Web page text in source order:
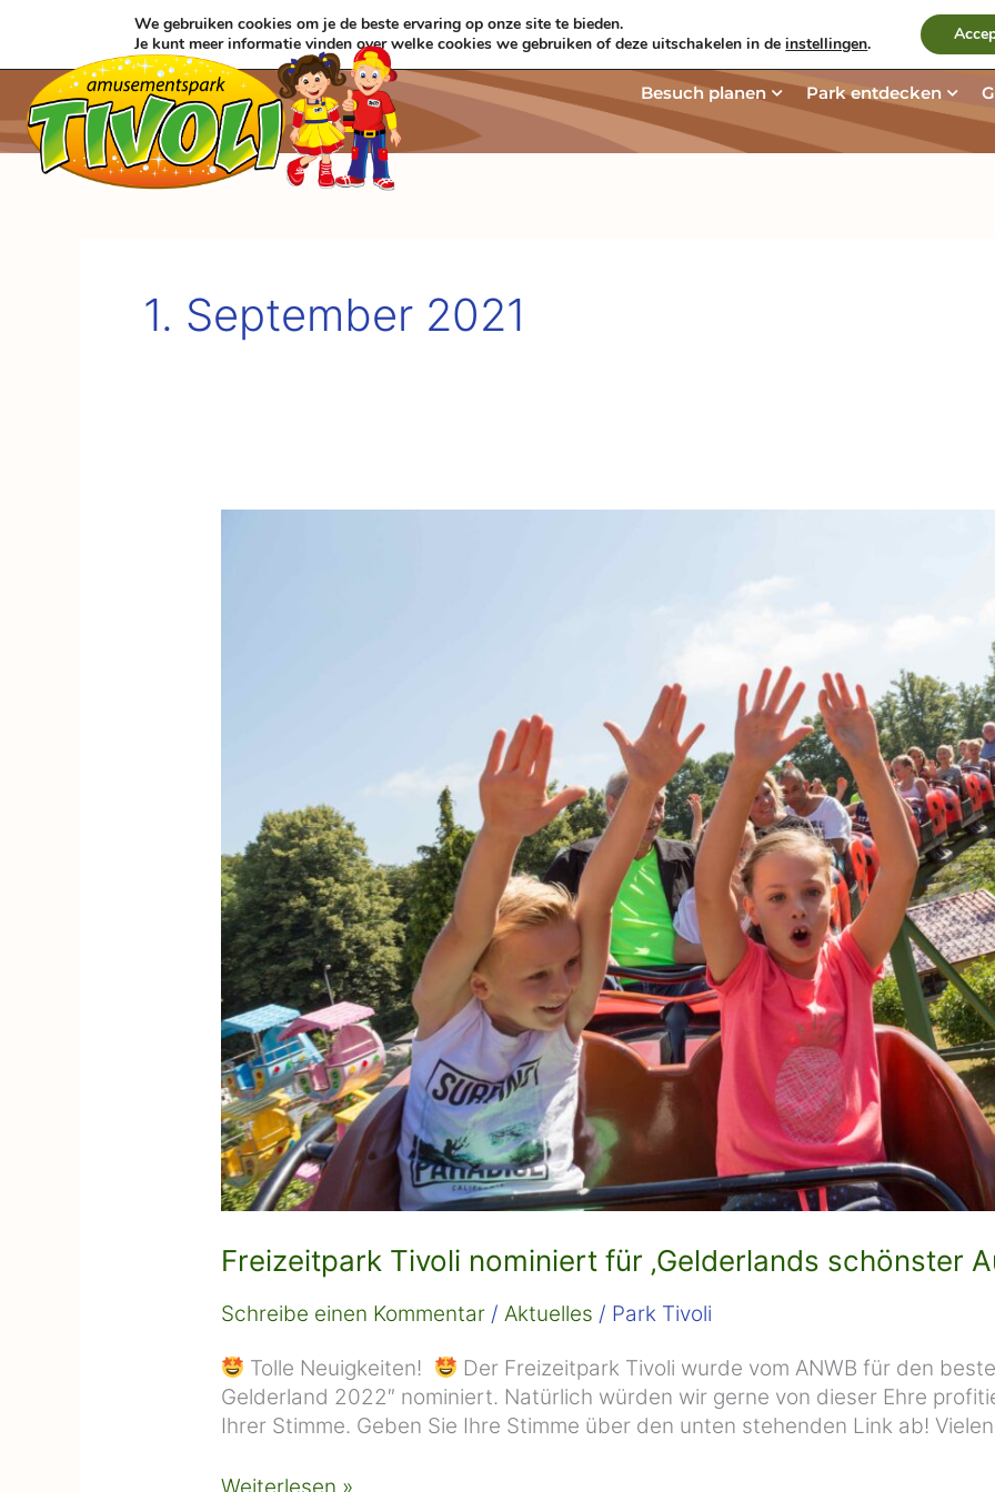
springen
Aktuelles &
Besuch planen Öffne Besuch
Park entdecken
1. September 2021
Freizeitpark Tivoli nominiert für ‚Gelderlands schönster
Schreibe einen Kommentar / Aktuelles / Park Tivoli
Tolle Neuigkeiten!
Der Freizeitpark Tivoli wurde vom ANWB für den
Gelderland 2022″ nominiert. Natürlich würden wir gerne von dieser Ehre
Ihrer Stimme. Geben Sie Ihre Stimme über den unten stehenden Link ab!
Weiterlesen »
We gebruiken cookies om je de beste ervaring op onze site te bieden.
Je kunt meer informatie vinden over welke cookies we gebruiken of deze uitschakelen in deinstellingen.